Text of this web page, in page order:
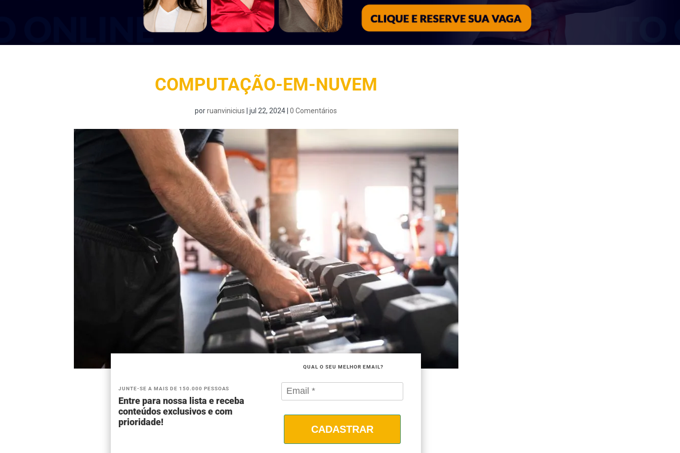
COMPUTAÇÃO-EM-NUVEM
porruanvinicius |jul 22, 2024 |0 Comentários
JUNTE-SE A MAIS DE 150.000 PESSOAS
Entre para nossa lista e receba
conteúdos exclusivos e com
prioridade!
QUAL O SEU MELHOR EMAIL?
CADASTRAR